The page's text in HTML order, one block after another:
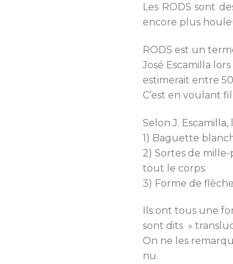
Les RODS sont
encore plus
RODS est un
José Escamilla
estimerait entre
C’est en voulant
Selon J.
1) Baguette
2) Sortes de
tout le corps.
3) Forme de
Ils ont tous une
sont dits »
On ne les
nu.